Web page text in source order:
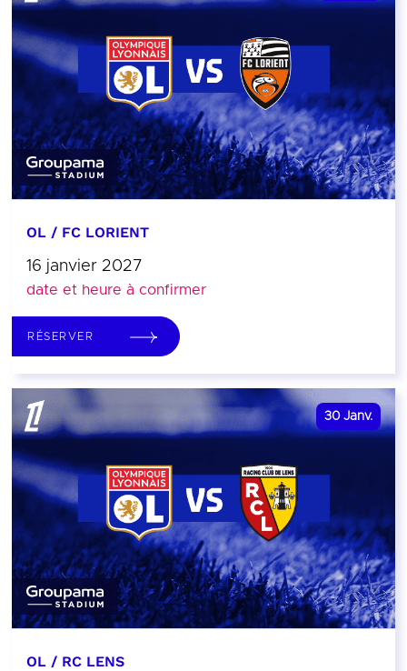
OL / FC LORIENT
16 janvier 2027
date et heure à confirmer
RÉSERVER
30 Janv.
OL / RC LENS